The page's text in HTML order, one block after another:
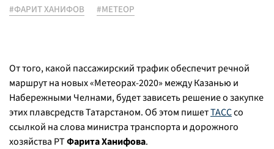
#ФАРИТ ХАНИФОВ #МЕТЕОР
От того, какой пассажирский трафик обеспечит речной
маршрут на новых «Метеорах-2020» между Казанью и
Набережными Челнами, будет зависеть решение о закупке
этих плавсредств Татарстаном. Об этом пишетТАССсо
ссылкой на слова министра транспорта и дорожного
хозяйства РТФарита Ханифова.